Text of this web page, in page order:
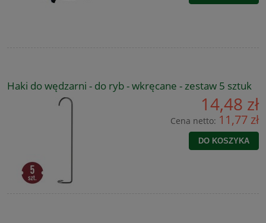
Haki do wędzarni - do ryb - wkręcane - zestaw 5 sztuk
14,48 zł
Cena netto: 11,77 zł
DO KOSZYKA